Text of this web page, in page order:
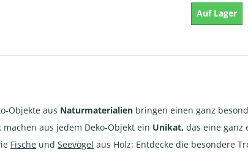
Auf Lager
Objekte aus Naturmaterialien bringen einen ganz
machen aus jedem Deko-Objekt ein Unikat, das eine ganz
Fische und Seevögel aus Holz: Entdecke die besondere